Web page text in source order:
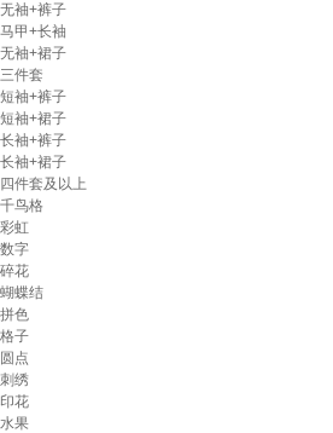
无袖+裤子
马甲+长袖
无袖+裙子
三件套
短袖+裤子
短袖+裙子
长袖+裤子
长袖+裙子
四件套及以上
千鸟格
彩虹
数字
碎花
蝴蝶结
拼色
格子
圆点
刺绣
印花
水果